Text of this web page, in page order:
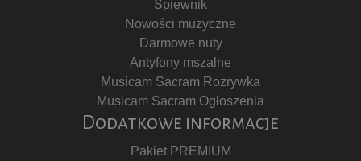
Śpiewnik
Nowości muzyczne
Darmowe nuty
Antyfony mszalne
Musicam Sacram Rozrywka
Musicam Sacram Ogłoszenia
Dodatkowe informacje
Pakiet PREMIUM